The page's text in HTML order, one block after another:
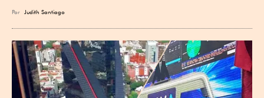
Por Judith Santiago